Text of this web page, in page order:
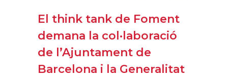
El think tank de Foment
demana la col·laboració
de l’Ajuntament de
Barcelona i la Generalitat